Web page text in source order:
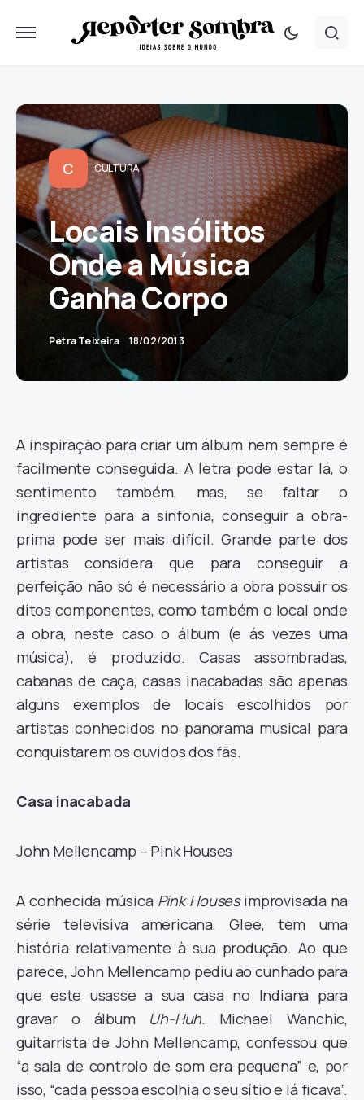
C CULTURA
Locais Insólitos
Onde a Música
Ganha Corpo
Petra Teixeira 18/02/2013
A inspiração para criar um álbum nem sempre é
facilmente conseguida. A letra pode estar lá, o
sentimento também, mas, se faltar o
ingrediente para a sinfonia, conseguir a obra-
prima pode ser mais difícil. Grande parte dos
artistas considera que para conseguir a
perfeição não só é necessário a obra possuir os
ditos componentes, como também o local onde
a obra, neste caso o álbum (e ás vezes uma
música), é produzido. Casas assombradas,
cabanas de caça, casas inacabadas são apenas
alguns exemplos de locais escolhidos por
artistas conhecidos no panorama musical para
conquistarem os ouvidos dos fãs.
Casa inacabada
John Mellencamp – Pink Houses
A conhecida música Pink Housesimprovisada na
série televisiva americana, Glee, tem uma
história relativamente à sua produção. Ao que
parece, John Mellencamp pediu ao cunhado para
que este usasse a sua casa no Indiana para
gravar o álbum Uh-Huh. Michael Wanchic,
guitarrista de John Mellencamp, confessou que
“a sala de controlo de som era pequena” e, por
isso, “cada pessoa escolhia o seu sítio e lá ficava”.